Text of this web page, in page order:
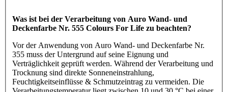
Was ist bei der Verarbeitung von Auro Wand- und
Deckenfarbe Nr. 555 Colours For Life zu beachten?
Vor der Anwendung von Auro Wand- und Deckenfarbe Nr.
355 muss der Untergrund auf seine Eignung und
Verträglichkeit geprüft werden. Während der Verarbeitung und
Trocknung sind direkte Sonneneinstrahlung,
Feuchtigkeitseinflüsse & Schmutzeintrag zu vermeiden. Die